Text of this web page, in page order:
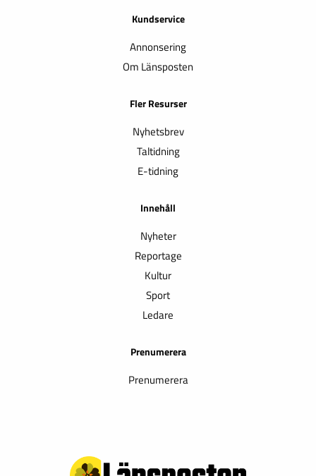
Kundservice
Annonsering
Om Länsposten
Fler Resurser
Nyhetsbrev
Taltidning
E-tidning
Innehåll
Nyheter
Reportage
Kultur
Sport
Ledare
Prenumerera
Prenumerera